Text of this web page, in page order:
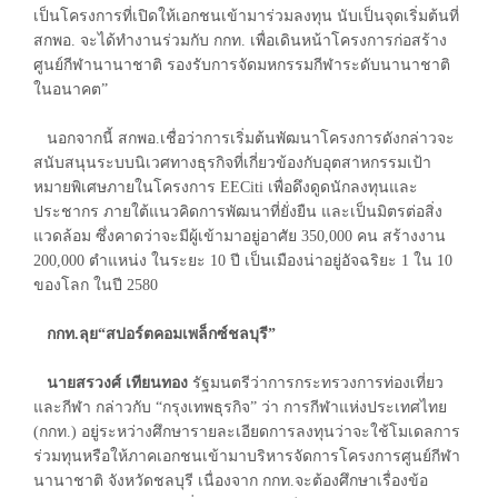
เป็นโครงการที่เปิดให้เอกชนเข้ามาร่วมลงทุน นับเป็นจุดเริ่มต้นที่
สกพอ. จะได้ทำงานร่วมกับ กกท. เพื่อเดินหน้าโครงการก่อสร้าง
ศูนย์กีฬานานาชาติ รองรับการจัดมหกรรมกีฬาระดับนานาชาติ
ในอนาคต”
นอกจากนี้ สกพอ.เชื่อว่าการเริ่มต้นพัฒนาโครงการดังกล่าวจะ
สนับสนุนระบบนิเวศทางธุรกิจที่เกี่ยวข้องกับอุตสาหกรรมเป้า
หมายพิเศษภายในโครงการ EECiti เพื่อดึงดูดนักลงทุนและ
ประชากร ภายใต้แนวคิดการพัฒนาที่ยั่งยืน และเป็นมิตรต่อสิ่ง
แวดล้อม ซึ่งคาดว่าจะมีผู้เข้ามาอยู่อาศัย 350,000 คน สร้างงาน
200,000 ตำแหน่ง ในระยะ 10 ปี เป็นเมืองน่าอยู่อัจฉริยะ 1 ใน 10
ของโลก ในปี 2580
กกท.ลุย“สปอร์ตคอมเพล็กซ์ชลบุรี”
นายสรวงศ์ เทียนทอง รัฐมนตรีว่าการกระทรวงการท่องเที่ยว
และกีฬา กล่าวกับ “กรุงเทพธุรกิจ” ว่า การกีฬาแห่งประเทศไทย
(กกท.) อยู่ระหว่างศึกษารายละเอียดการลงทุนว่าจะใช้โมเดลการ
ร่วมทุนหรือให้ภาคเอกชนเข้ามาบริหารจัดการโครงการศูนย์กีฬา
นานาชาติ จังหวัดชลบุรี เนื่องจาก กกท.จะต้องศึกษาเรื่องข้อ